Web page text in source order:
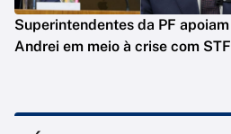
Superintendentes da PF apoiam
Andrei em meio à crise com STF